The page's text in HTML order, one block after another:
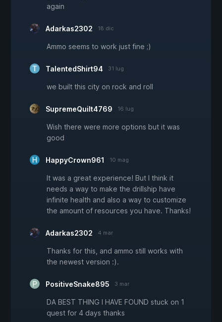
again
Adarkas2302 18 dic
Ammo seems to work just fine ;)
TalentedShirt94 31 lug
we built this city on rock and roll
SupremeQuilt4769 16 lug
Wish there were more options but it was
good
HappyCrown961 10 mag
It was a great experience! But I think it
needs a way to make the drillship have
infinite health and also a way to customize
the amount of resources you have. Thanks!
Adarkas2302 4 mar
Thanks for this, and ammo still works with
the newest version :).
PositiveSnake895 3 mar
DA BEST THING I HAVE FOUND stuck on 1
quest for 4 days thanks